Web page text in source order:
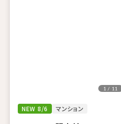
NEW 8/6 マンション
1 / 11